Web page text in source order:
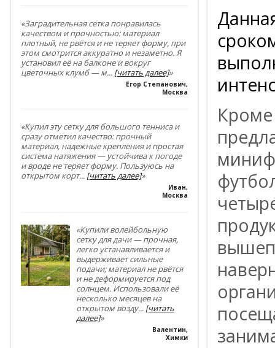
«Заградительная сетка понравилась
качеством и прочностью: материал
плотный, не рвётся и не теряет форму, при
этом смотрится аккуратно и незаметно. Я
установил её на балконе и вокруг
цветочных клумб — м... [читать далее]»
Егор Степанович,
Москва
«Купил эту сетку для большого тенниса и
сразу отметил качество: прочный
материал, надежные крепления и простая
система натяжения — устойчива к погоде
и вроде не теряет форму. Пользуюсь на
открытом корт... [читать далее]»
Иван,
Москва
«Купили волейбольную
сетку для дачи — прочная,
легко устанавливается и
выдерживает сильные
подачи; материал не рвётся
и не деформируется под
солнцем. Использовали её
несколько месяцев на
открытом возду... [читать
далее]»
Валентин,
Химки